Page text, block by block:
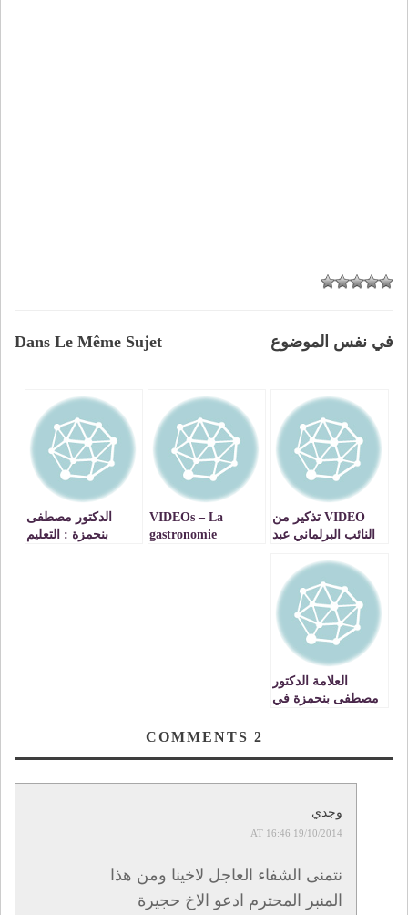
Dans Le Même Sujet في نفس الموضوع
VIDEO تذكير من
النائب البرلماني عبد
الجزائر
VIDEOs – La
gastronomie
الدكتور مصطفى
بنحمزة : التعليم
العلامة الدكتور
مصطفى بنحمزة في
2
وجدي
19/10/2014 AT 16:46
نتمنى الشفاء العاجل لاخينا ومن هذا
المنبر المحترم ادعو الاخ حجيرة